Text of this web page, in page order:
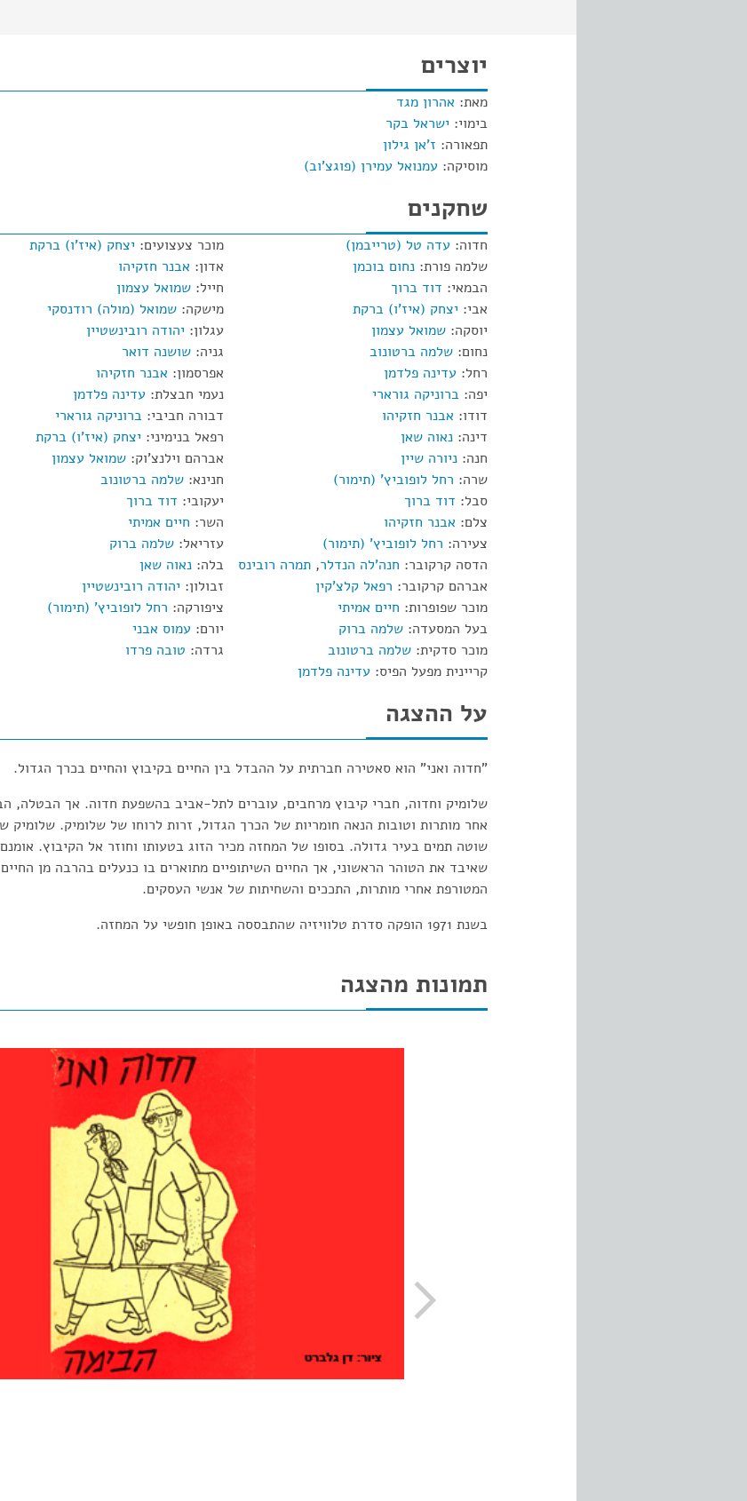
יוצרים
מאת: אהרון מגד
בימוי: ישראל בקר
תפאורה: ז'אן גילון
מוסיקה: עמנואל עמירן (פוגצ'וב)
שחקנים
חדוה: עדה טל (טרייבמן)
שלמה פורת: נחום בוכמן
הבמאי: דוד ברוך
אבי: יצחק (איז'ו) ברקת
יוסקה: שמואל עצמון
נחום: שלמה ברטונוב
רחל: עדינה פלדמן
יפה: ברוניקה גורארי
דודו: אבנר חזקיהו
דינה: נאוה שאן
חנה: ניורה שיין
שרה: רחל לופוביץ' (תימור)
סבל: דוד ברוך
צלם: אבנר חזקיהו
צעירה: רחל לופוביץ' (תימור)
הדסה קרקובר: חנה'לה הנדלר, תמרה רובינס
אברהם קרקובר: רפאל קלצ'קין
מוכר שפופרות: חיים אמיתי
בעל המסעדה: שלמה ברוק
מוכר סדקית: שלמה ברטונוב
קריינית מפעל הפיס: עדינה פלדמן
מוכר צעצועים: יצחק (איז'ו) ברקת
אדון: אבנר חזקיהו
חייל: שמואל עצמון
מישקה: שמואל (מולה) רודנסקי
עגלון: יהודה רובינשטיין
גניה: שושנה דואר
אפרסמון: אבנר חזקיהו
נעמי חבצלת: עדינה פלדמן
דבורה חביבי: ברוניקה גורארי
רפאל בנימיני: יצחק (איז'ו) ברקת
אברהם וילנצ'וק: שמואל עצמון
חנינא: שלמה ברטונוב
יעקובי: דוד ברוך
השר: חיים אמיתי
עזריאל: שלמה ברוק
בלה: נאוה שאן
זבולון: יהודה רובינשטיין
ציפורקה: רחל לופוביץ' (תימור)
יורם: עמוס אבני
גרדה: טובה פרדו
על ההצגה
"חדוה ואני" הוא סאטירה חברתית על ההבדל בין החיים בקיבוץ והחיים בכרך הגדול.
שלומיק וחדוה, חברי קיבוץ מרחבים, עוברים לתל-אביב בהשפעת חדוה. אך הבטלה,
אחר מותרות וטובות הנאה חומריות של הכרך הגדול, זרות לרוחו של שלומיק. שלומיק
שוטה תמים בעיר גדולה. בסופו של המחזה מכיר הזוג בטעותו וחוזר אל הקיבוץ.
שאיבד את הטוהר הראשוני, אך החיים השיתופיים מתוארים בו כנעלים בהרבה מן
המטורפת אחרי מותרות, התככים והשחיתות של אנשי העסקים.
בשנת 1971 הופקה סדרת טלוויזיה שהתבססה באופן חופשי על המחזה.
תמונות מהצגה